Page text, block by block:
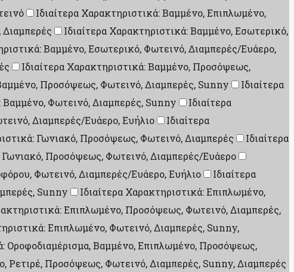
Ιδιαίτερα Χαρακτηριστικά: Βαμμένο, Επιπλωμένο,
Ιδιαίτερα Χαρακτηριστικά: Βαμμένο, Εσωτερικό,
Βαμμένο, Εσωτερικό, Φωτεινό, Διαμπερές/Ευάερο,
Ιδιαίτερα Χαρακτηριστικά: Βαμμένο, Προσόψεως,
Προσόψεως, Φωτεινό, Διαμπερές, Sunny
Ιδιαίτερα
Βαμμένο, Φωτεινό, Διαμπερές, Sunny
Ιδιαίτερα
Διαμπερές/Ευάερο, Ευήλιο
Ιδιαίτερα
Γωνιακό, Προσόψεως, Φωτεινό, Διαμπερές
Ιδιαίτερα
Γωνιακό, Προσόψεως, Φωτεινό, Διαμπερές/Ευάερο
Φωτεινό, Διαμπερές/Ευάερο, Ευήλιο
Ιδιαίτερα
Sunny
Ιδιαίτερα Χαρακτηριστικά: Επιπλωμένο,
Επιπλωμένο, Προσόψεως, Φωτεινό, Διαμπερές,
Επιπλωμένο, Φωτεινό, Διαμπερές, Sunny,
Οροφοδιαμέρισμα, Βαμμένο, Επιπλωμένο, Προσόψεως,
Ρετιρέ, Προσόψεως, Φωτεινό, Διαμπερές, Sunny, Διαμπερές